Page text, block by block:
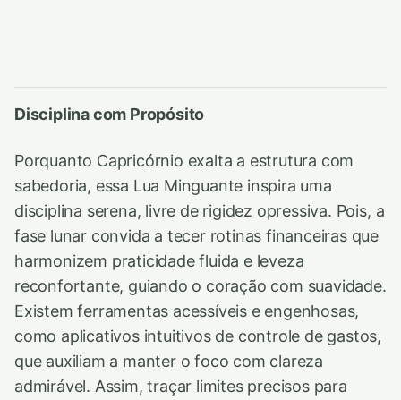
Disciplina com Propósito
Porquanto Capricórnio exalta a estrutura com
sabedoria, essa Lua Minguante inspira uma
disciplina serena, livre de rigidez opressiva. Pois, a
fase lunar convida a tecer rotinas financeiras que
harmonizem praticidade fluida e leveza
reconfortante, guiando o coração com suavidade.
Existem ferramentas acessíveis e engenhosas,
como aplicativos intuitivos de controle de gastos,
que auxiliam a manter o foco com clareza
admirável. Assim, traçar limites precisos para